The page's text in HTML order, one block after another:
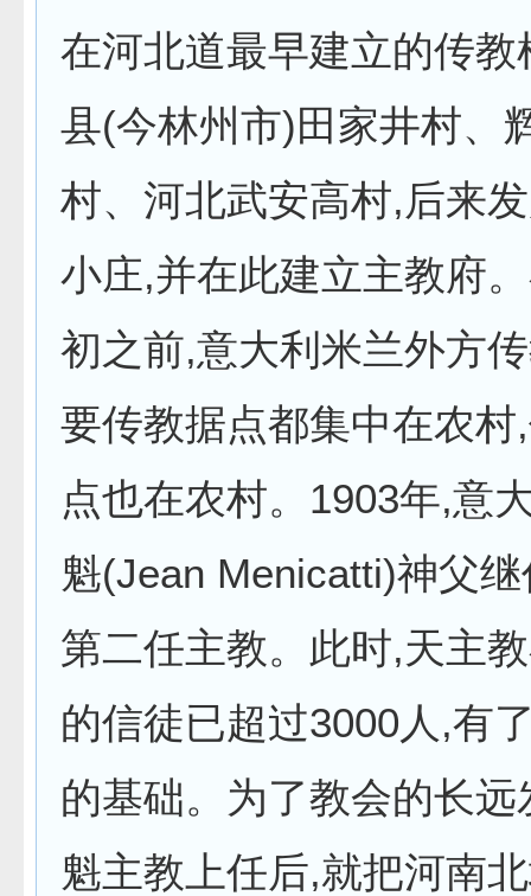
在河北道最早建立的传教
县(今林州市)田家井村、
村、河北武安高村,后来
小庄,并在此建立主教府
初之前,意大利米兰外方
要传教据点都集中在农村
点也在农村。1903年,意
魁(Jean Menicatti)神父
第二任主教。此时,天主
的信徒已超过3000人,有
的基础。为了教会的长远
魁主教上任后,就把河南